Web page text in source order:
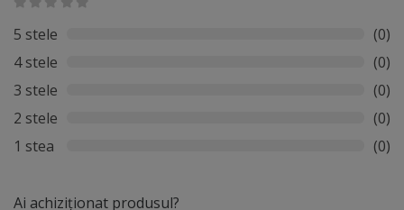
5 stele
(0)
4 stele
(0)
3 stele
(0)
2 stele
(0)
1 stea
(0)
Ai achiziționat produsul?